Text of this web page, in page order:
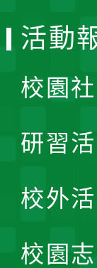
活動
校園
研習
校外
校園